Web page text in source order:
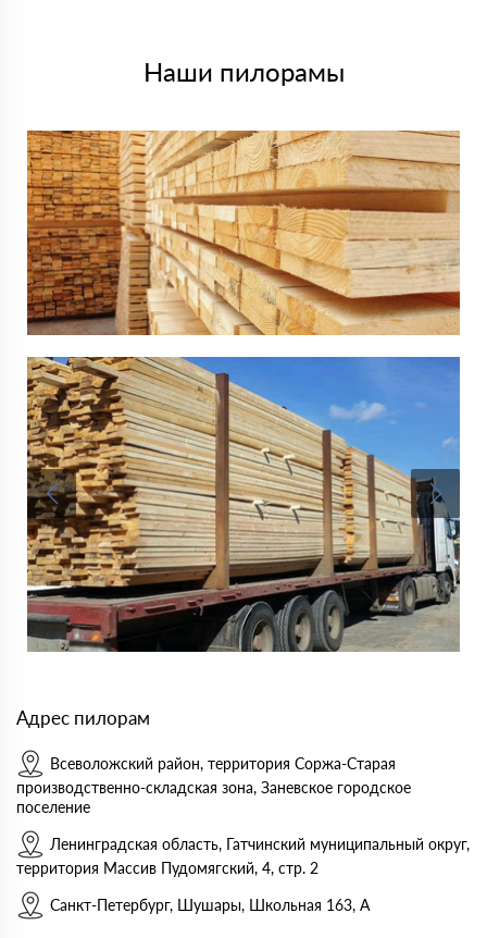
Наши пилорамы
Адрес пилорам
Всеволожский район, территория Соржа-Старая
производственно-складская зона, Заневское городское
поселение
Ленинградская область, Гатчинский муниципальный округ,
территория Массив Пудомягский, 4, стр. 2
Санкт-Петербург, Шушары, Школьная 163, А